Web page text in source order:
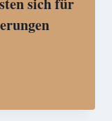
sich für